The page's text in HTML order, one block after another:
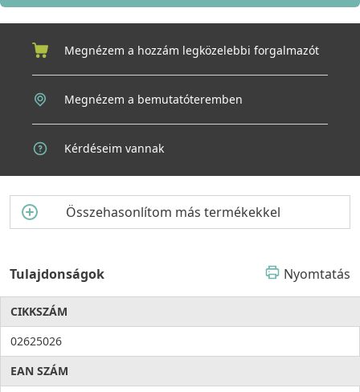
Megnézem a hozzám legközelebbi forgalmazót
Megnézem a bemutatóteremben
Kérdéseim vannak
Összehasonlítom más termékekkel
Tulajdonságok Nyomtatás
CIKKSZÁM
02625026
EAN SZÁM